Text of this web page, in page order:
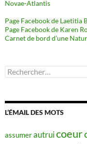
Novae-Atlantis
Page Facebook de Laetitia
Page Facebook de Karen
Carnet de bord d’une
Rechercher :
L’ÉMAIL DES MOTS
assumerautruicoeur